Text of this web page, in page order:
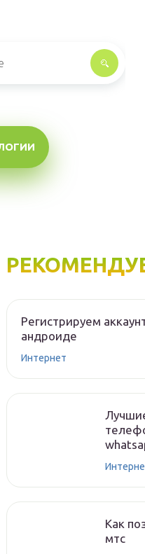
Регистрируем
андроиде
Интернет
Как
мтс